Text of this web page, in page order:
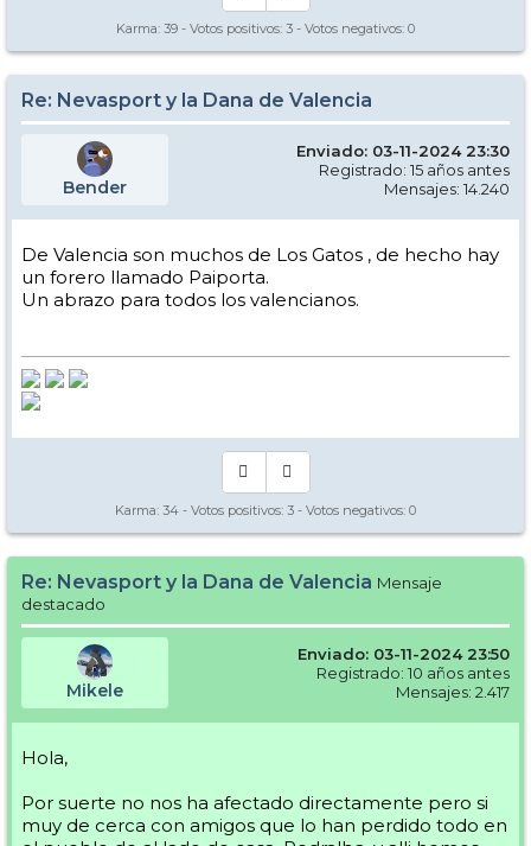
Karma: 39 - Votos positivos: 3 - Votos negativos: 0
Re: Nevasport y la Dana de Valencia
Bender
Enviado: 03-11-2024 23:30
Registrado: 15 años antes
Mensajes: 14.240
De Valencia son muchos de Los Gatos , de hecho hay
un forero llamado Paiporta.
Un abrazo para todos los valencianos.
Karma: 34 - Votos positivos: 3 - Votos negativos: 0
Re: Nevasport y la Dana de Valencia Mensaje
destacado
Mikele
Enviado: 03-11-2024 23:50
Registrado: 10 años antes
Mensajes: 2.417
Hola,
Por suerte no nos ha afectado directamente pero si
muy de cerca con amigos que lo han perdido todo en